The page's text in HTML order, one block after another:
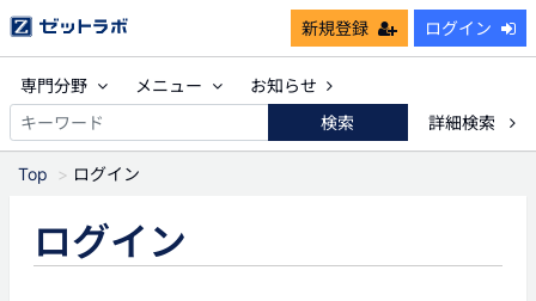
新規登録 ログイン
専門分野 メニュー
お知らせ
検索
詳細検索
Top ログイン
ログイン